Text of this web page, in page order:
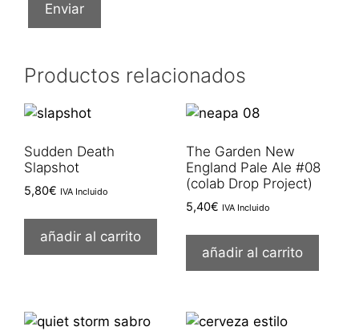
Productos relacionados
Sudden Death
Slapshot
5,80€ IVA Incluido
añadir al carrito
The Garden New
England Pale Ale #08
(colab Drop Project)
5,40€ IVA Incluido
añadir al carrito